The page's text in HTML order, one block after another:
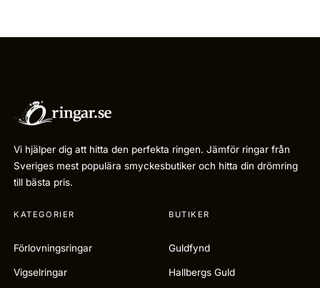
Vi hjälper dig att hitta den perfekta ringen. Jämför ringar från
Sveriges mest populära smyckesbutiker och hitta din drömring
till bästa pris.
KATEGORIER
Förlovningsringar
Vigselringar
BUTIKER
Guldfynd
Hallbergs Guld